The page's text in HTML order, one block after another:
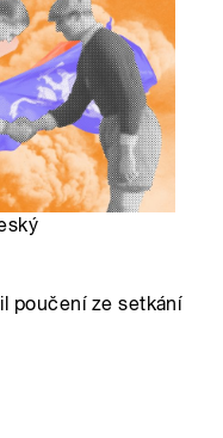
poučení ze setkání